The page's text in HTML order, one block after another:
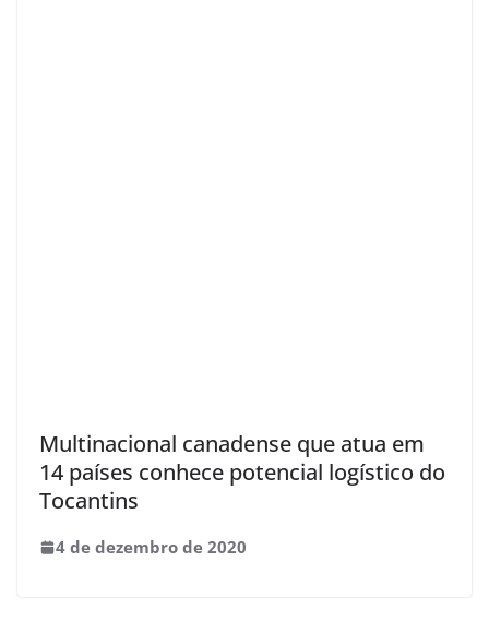
Multinacional canadense que atua em
14 países conhece potencial logístico do
Tocantins
4 de dezembro de 2020